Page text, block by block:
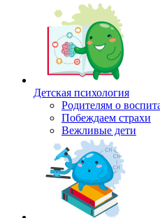
Детская психология
Родителям о
Побеждаем страхи
Вежливые дети